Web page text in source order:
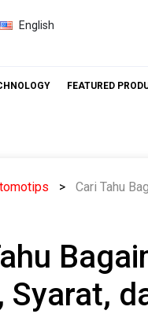
English
FEATURED
Cari Tahu
Syarat,